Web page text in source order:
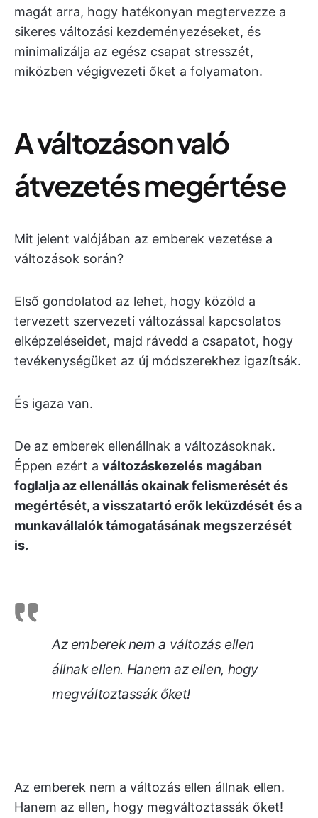
magát arra, hogy hatékonyan megtervezze a
sikeres változási kezdeményezéseket, és
minimalizálja az egész csapat stresszét,
miközben végigvezeti őket a folyamaton.
A változáson való
átvezetés megértése
Mit jelent valójában az emberek vezetése a
változások során?
Első gondolatod az lehet, hogy közöld a
tervezett szervezeti változással kapcsolatos
elképzeléseidet, majd rávedd a csapatot, hogy
tevékenységüket az új módszerekhez igazítsák.
És igaza van.
De az emberek ellenállnak a változásoknak.
Éppen ezért a változáskezelés magában
foglalja az ellenállás okainak felismerését és
megértését, a visszatartó erők leküzdését és a
munkavállalók támogatásának megszerzését
is.
Az emberek nem a változás ellen
állnak ellen. Hanem az ellen, hogy
megváltoztassák őket!
Az emberek nem a változás ellen állnak ellen.
Hanem az ellen, hogy megváltoztassák őket!